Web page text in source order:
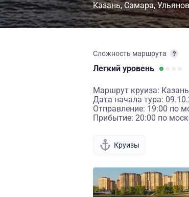
Казань Самара
Сложность маршрута
Легкий уровень
Маршрут круиза:
Дата начала тура:
Отправление: 19:00 по
Прибытие: 20:00 по
Круизы